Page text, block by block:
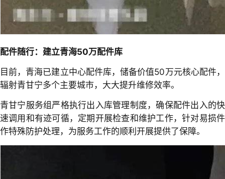
配件随行：建立青海50万配件库
目前，青海已建立中心配件库，储备价值50万元核心配件，
辐射青甘宁多个主要城市，大大提升维修效率。
青甘宁服务组严格执行出入库管理制度，确保配件出入的快
速调用和有迹可循，定期开展检查和维护工作，针对易损件
作特殊防护处理，为服务工作的顺利开展提供了保障。